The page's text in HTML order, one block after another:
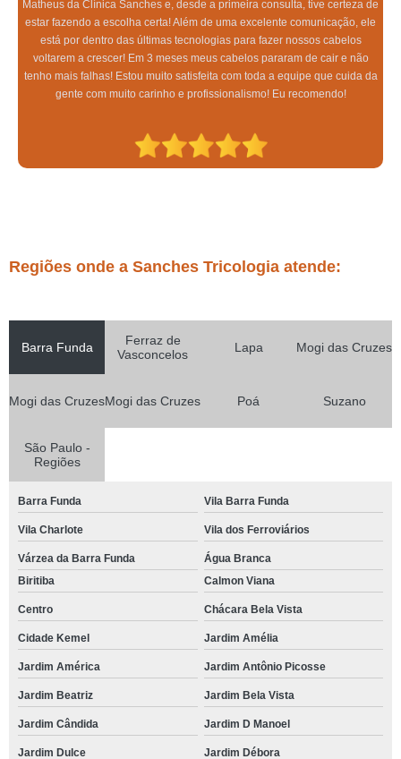
Matheus da Clínica Sanches e, desde a primeira consulta, tive certeza de
estar fazendo a escolha certa! Além de uma excelente comunicação, ele
está por dentro das últimas tecnologias para fazer nossos cabelos
voltarem a crescer! Em 3 meses meus cabelos pararam de cair e não
tenho mais falhas! Estou muito satisfeita com toda a equipe que cuida da
gente com muito carinho e profissionalismo! Eu recomendo!
Regiões onde a Sanches Tricologia atende:
Barra Funda
Ferraz de
Vasconcelos
Lapa Mogi das Cruzes
Mogi das CruzesMogi das Cruzes Poá Suzano
São Paulo -
Regiões
Barra Funda Vila Barra Funda
Vila Charlote Vila dos Ferroviários
Várzea da Barra Funda
Água Branca
Biritiba
Calmon Viana
Centro Chácara Bela Vista
Cidade Kemel Jardim Amélia
Jardim América Jardim Antônio Picosse
Jardim Beatriz Jardim Bela Vista
Jardim Cândida Jardim D Manoel
Jardim Dulce Jardim Débora